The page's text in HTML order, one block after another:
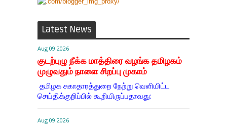
Latest News
Aug 09 2026
குடற்புழு நீக்க மாத்திரை வழங்க தமிழகம்
முழுவதும் நாளை சிறப்பு முகாம்
தமிழக சுகாதாரத்துறை நேற்று வெளியிட்ட
செய்திக்குறிப்பில் கூறியிருப்பதாவது:
Aug 09 2026